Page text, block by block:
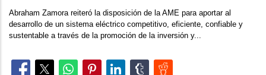
Abraham Zamora reiteró la disposición de la AME para aportar al
desarrollo de un sistema eléctrico competitivo, eficiente, confiable y
sustentable a través de la promoción de la inversión y...